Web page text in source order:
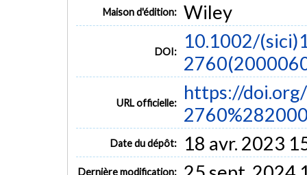
Maison d'édition: Wiley
DOI:
10.1002/
URL officielle:
https://
Date du dépôt: 18 avr. 2023
Dernière modification: